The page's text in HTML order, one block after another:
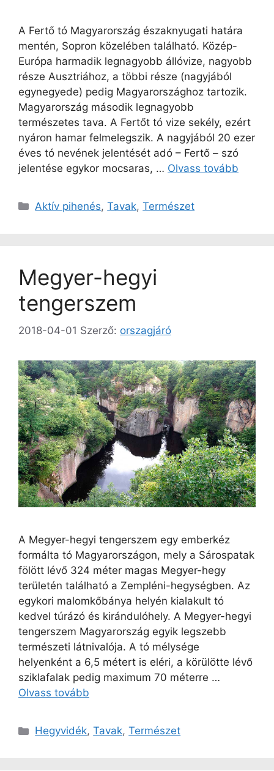
A Fertő tó Magyarország északnyugati határa
mentén, Sopron közelében található. Közép-
Európa harmadik legnagyobb állóvize, nagyobb
része Ausztriához, a többi része (nagyjából
egynegyede) pedig Magyarországhoz tartozik.
Magyarország második legnagyobb
természetes tava. A Fertőt tó vize sekély, ezért
nyáron hamar felmelegszik. A nagyjából 20 ezer
éves tó nevének jelentését adó – Fertő – szó
jelentése egykor mocsaras, … Olvass tovább
Kategória
Aktív pihenés,Tavak,Természet
Megyer-hegyi
tengerszem
2018-04-01 Szerző: orszagjáró
A Megyer-hegyi tengerszem egy emberkéz
formálta tó Magyarországon, mely a Sárospatak
fölött lévő 324 méter magas Megyer-hegy
területén található a Zempléni-hegységben. Az
egykori malomkőbánya helyén kialakult tó
kedvel túrázó és kirándulóhely. A Megyer-hegyi
tengerszem Magyarország egyik legszebb
természeti látnivalója. A tó mélysége
helyenként a 6,5 métert is eléri, a körülötte lévő
sziklafalak pedig maximum 70 méterre …
Olvass tovább
Kategória
Hegyvidék,Tavak,Természet